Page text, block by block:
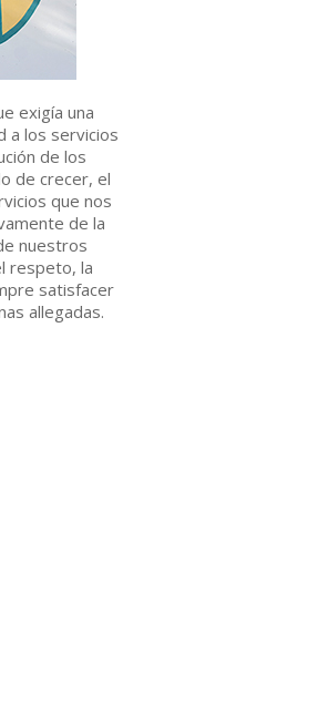
exigía una
a los servicios
de los
de crecer, el
que nos
de la
nuestros
respeto, la
satisfacer
allegadas.